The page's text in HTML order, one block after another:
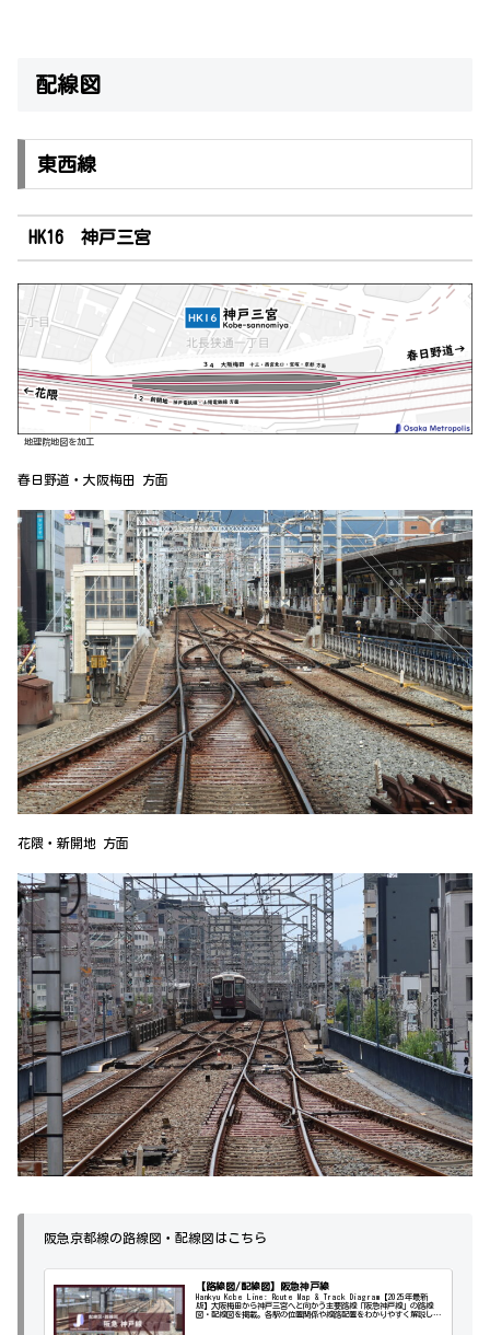
配線図
東西線
HK16 神戸三宮
地理院地図を加工
春日野道・大阪梅田 方面
花隈・新開地 方面
阪急京都線の路線図・配線図はこちら
【路線図/配線図】阪急神戸線
Hankyu Kobe Line: Route Map & Track Diagram【2025年最新
版】大阪梅田から神戸三宮へと向かう主要路線「阪急神戸線」の路線
図・配線図を掲載。各駅の位置関係や線路配置をわかりやすく解説しま